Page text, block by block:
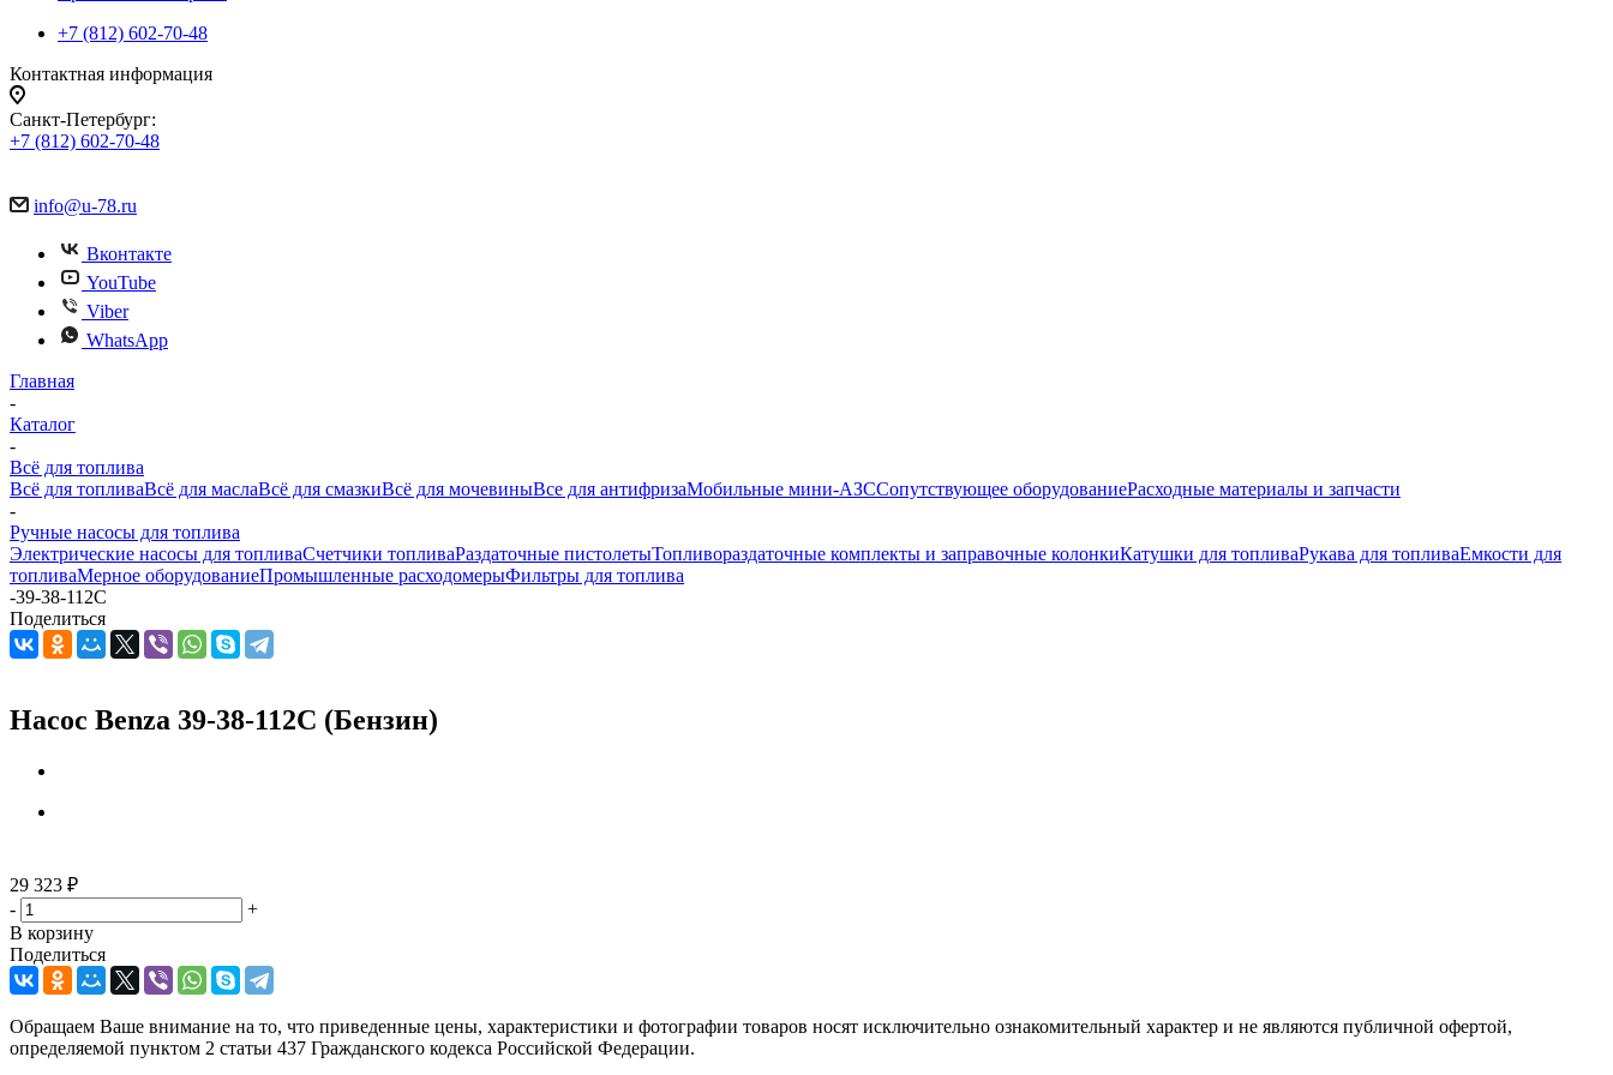
+7 (812) 602-70-48
Контактная информация
Санкт-Петербург:
+7 (812) 602-70-48
info@u-78.ru
Вконтакте
YouTube
Viber
WhatsApp
Главная
-
Каталог
-
Всё для топлива
Всё для топливаВсё для маслаВсё для смазкиВсё для мочевиныВсе для антифризаМобильные мини-АЗССопутствующее оборудованиеРасходные материалы и запчасти
-
Ручные насосы для топлива
Электрические насосы для топливаСчетчики топливаРаздаточные пистолетыТопливораздаточные комплекты и заправочные колонкиКатушки для топливаРукава для топливаЕмкости для
топливаМерное оборудованиеПромышленные расходомерыФильтры для топлива
-39-38-112С
Поделиться
Насос Benza 39-38-112С (Бензин)
29 323 ₽
-
+
В корзину
Поделиться
Обращаем Ваше внимание на то, что приведенные цены, характеристики и фотографии товаров носят исключительно ознакомительный характер и не являются публичной офертой,
определяемой пунктом 2 статьи 437 Гражданского кодекса Российской Федерации.